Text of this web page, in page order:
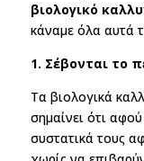
βιολογικό
κάναμε όλα αυτά
1. Σέβονται το
Τα βιολογικά
σημαίνει ότι
συστατικά τους